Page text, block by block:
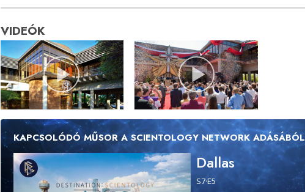
VIDEÓK
KAPCSOLÓDÓ MŰSOR A SCIENTOLOGY NETWORK ADÁSÁBÓL
Dallas
S7·E5